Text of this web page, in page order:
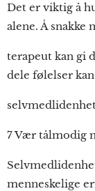
Det er viktig å
alene. Å snakke
terapeut kan gi
dele følelser
7 Vær tålmodig
menneskelige